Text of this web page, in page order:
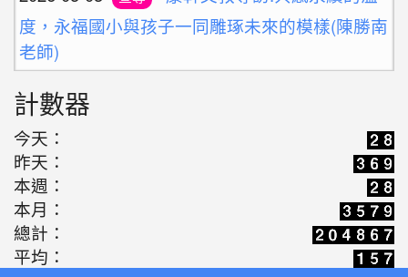
度，永福國小與孩子一同雕琢未來的模樣(陳勝南
老師)
2026-04-14
老標示柱的第二春：讓廢料
升格變身雨天便利巧物
2026-03-16
歡迎光臨解憂百貨公司(施婷
婷老師)
2026-05-10
新北候用校長參訪團之廢料
藝術創作體驗(陳勝南老師)
2026-05-03 活動
教師增能研習-廢料藝術環保
計數器
今天：
昨天：
本週：
本月：
總計：
平均：